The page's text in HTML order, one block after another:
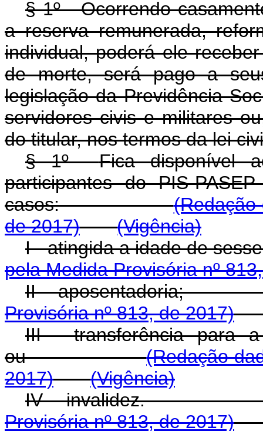
§ 1º - Ocorrendo
a reserva remunerada,
individual, poderá ele
de morte, será pago a
legislação da Previdência
servidores civis e militares
do titular, nos termos da lei
§ 1ºFica disponível
participantes do PIS-
casos:(Redação
de 2017)
(Vigência)
I - atingida a idade
pela Medida Provisória nº
II -
Provisória nº 813, de 2017)
III - transferência para
ou(Redação
2017)
(Vigência)
IV -
Provisória nº 813, de 2017)